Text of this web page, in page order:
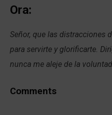
Ora:
Señor, que las distracciones
para servirte y glorificarte.
nunca me aleje de la
Comments